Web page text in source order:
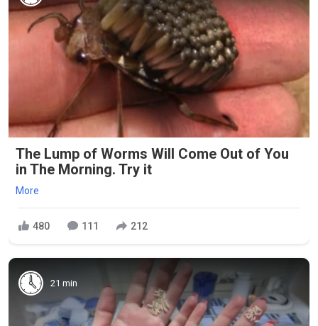
The Lump of Worms Will Come Out of You
in The Morning. Try it
More
480 111 212
21 min